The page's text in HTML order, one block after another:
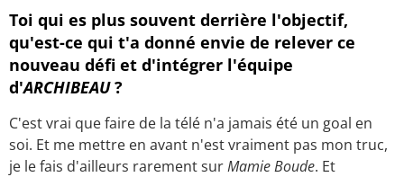
Toi qui es plus souvent derrière l'objectif,
qu'est-ce qui t'a donné envie de relever ce
nouveau défi et d'intégrer l'équipe
d'ARCHIBEAU?
C'est vrai que faire de la télé n'a jamais été un goal en
soi. Et me mettre en avant n'est vraiment pas mon truc,
je le fais d'ailleurs rarement surMamie Boude. Et